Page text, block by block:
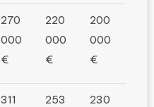
270
000
€
220
000
€
200
000
€
311
253
230